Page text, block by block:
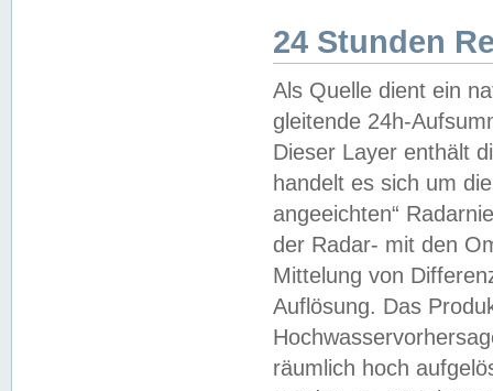
24 Stunden
Als Quelle dient ein
gleitende 24h-
Dieser Layer enthält
handelt es sich um
angeeichten“
der Radar- mit den
Mittelung von
Auflösung. Das
räumlich hoch